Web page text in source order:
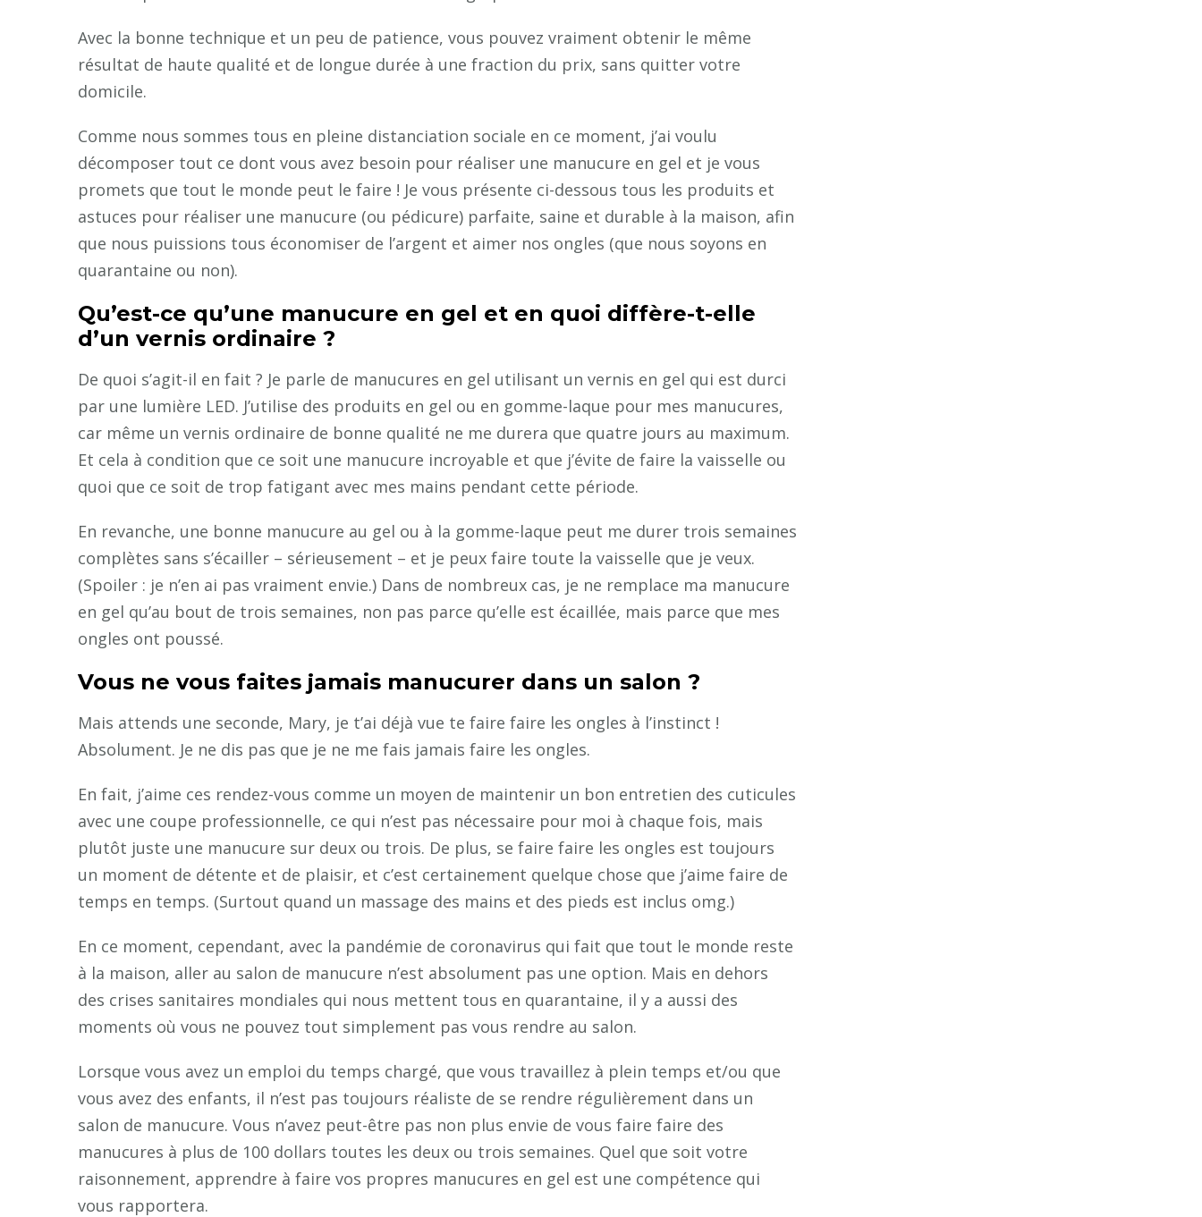
Avec la bonne technique et un peu de patience, vous pouvez vraiment obtenir le même
résultat de haute qualité et de longue durée à une fraction du prix, sans quitter votre
domicile.
Comme nous sommes tous en pleine distanciation sociale en ce moment, j’ai voulu
décomposer tout ce dont vous avez besoin pour réaliser une manucure en gel et je vous
promets que tout le monde peut le faire ! Je vous présente ci-dessous tous les produits et
astuces pour réaliser une manucure (ou pédicure) parfaite, saine et durable à la maison, afin
que nous puissions tous économiser de l’argent et aimer nos ongles (que nous soyons en
quarantaine ou non).
Qu’est-ce qu’une manucure en gel et en quoi diffère-t-elle
d’un vernis ordinaire ?
De quoi s’agit-il en fait ? Je parle de manucures en gel utilisant un vernis en gel qui est durci
par une lumière LED. J’utilise des produits en gel ou en gomme-laque pour mes manucures,
car même un vernis ordinaire de bonne qualité ne me durera que quatre jours au maximum.
Et cela à condition que ce soit une manucure incroyable et que j’évite de faire la vaisselle ou
quoi que ce soit de trop fatigant avec mes mains pendant cette période.
En revanche, une bonne manucure au gel ou à la gomme-laque peut me durer trois semaines
complètes sans s’écailler – sérieusement – et je peux faire toute la vaisselle que je veux.
(Spoiler : je n’en ai pas vraiment envie.) Dans de nombreux cas, je ne remplace ma manucure
en gel qu’au bout de trois semaines, non pas parce qu’elle est écaillée, mais parce que mes
ongles ont poussé.
Vous ne vous faites jamais manucurer dans un salon ?
Mais attends une seconde, Mary, je t’ai déjà vue te faire faire les ongles à l’instinct !
Absolument. Je ne dis pas que je ne me fais jamais faire les ongles.
En fait, j’aime ces rendez-vous comme un moyen de maintenir un bon entretien des cuticules
avec une coupe professionnelle, ce qui n’est pas nécessaire pour moi à chaque fois, mais
plutôt juste une manucure sur deux ou trois. De plus, se faire faire les ongles est toujours
un moment de détente et de plaisir, et c’est certainement quelque chose que j’aime faire de
temps en temps. (Surtout quand un massage des mains et des pieds est inclus omg.)
En ce moment, cependant, avec la pandémie de coronavirus qui fait que tout le monde reste
à la maison, aller au salon de manucure n’est absolument pas une option. Mais en dehors
des crises sanitaires mondiales qui nous mettent tous en quarantaine, il y a aussi des
moments où vous ne pouvez tout simplement pas vous rendre au salon.
Lorsque vous avez un emploi du temps chargé, que vous travaillez à plein temps et/ou que
vous avez des enfants, il n’est pas toujours réaliste de se rendre régulièrement dans un
salon de manucure. Vous n’avez peut-être pas non plus envie de vous faire faire des
manucures à plus de 100 dollars toutes les deux ou trois semaines. Quel que soit votre
raisonnement, apprendre à faire vos propres manucures en gel est une compétence qui
vous rapportera.